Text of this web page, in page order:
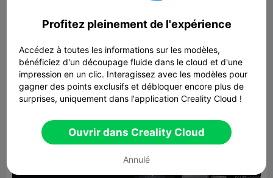
Profitez pleinement de l'expérience
Accédez à toutes les informations sur les modèles,
bénéficiez d'un découpage fluide dans le cloud et d'une
impression en un clic. Interagissez avec les modèles pour
gagner des points exclusifs et débloquer encore plus de
surprises, uniquement dans l'application Creality Cloud !
Ouvrir dans Creality Cloud
Annulé